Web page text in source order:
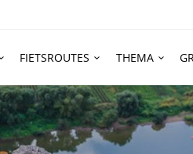
FIETSROUTES THEMA